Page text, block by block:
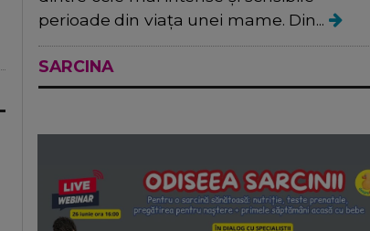
perioade din viața unei mame. Din...
SARCINA